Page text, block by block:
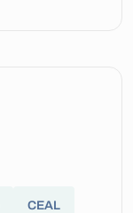
CEAL